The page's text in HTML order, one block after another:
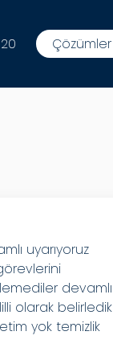
Çözümler
uyarıyoruz
devamlı
olarak belirledik
yok temizlik